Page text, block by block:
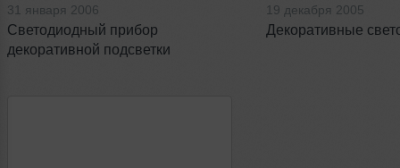
31 января 2006
Светодиодный прибор
декоративной подсветки
19 декабря 2005
Декоративные